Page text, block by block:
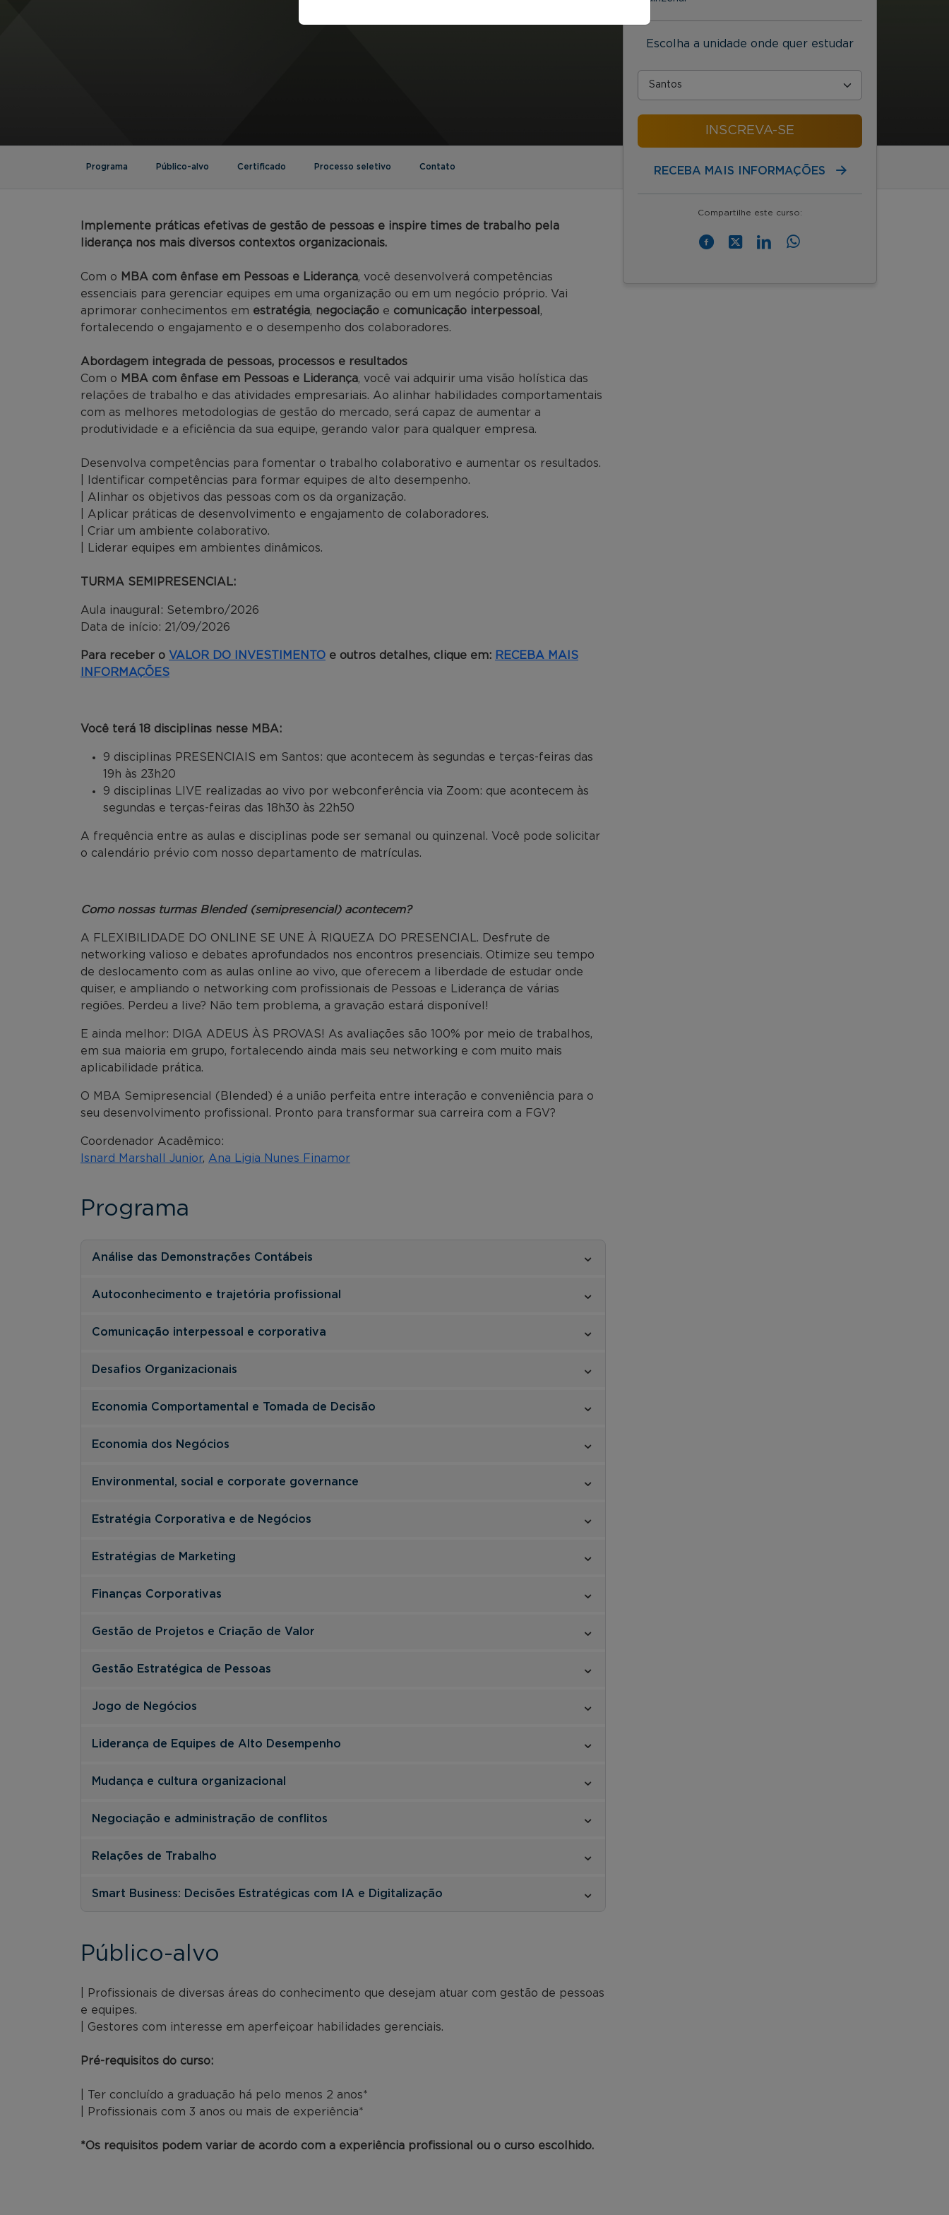
Escolha a unidade onde quer estudar
INSCREVA-SE
RECEBA MAIS INFORMAÇÕES
Compartilhe este curso:
Programa Público-alvo Certificado Processo seletivo Contato
Implemente práticas efetivas de gestão de pessoas e inspire times de trabalho pela
liderança nos mais diversos contextos organizacionais.
Com o MBA com ênfase em Pessoas e Liderança, você desenvolverá competências
essenciais para gerenciar equipes em uma organização ou em um negócio próprio. Vai
aprimorar conhecimentos em estratégia, negociação e comunicação interpessoal ,
fortalecendo o engajamento e o desempenho dos colaboradores.
Abordagem integrada de pessoas, processos e resultados
Com o MBA com ênfase em Pessoas e Liderança, você vai adquirir uma visão holística das
relações de trabalho e das atividades empresariais. Ao alinhar habilidades comportamentais
com as melhores metodologias de gestão do mercado, será capaz de aumentar a
produtividade e a eficiência da sua equipe, gerando valor para qualquer empresa.
Desenvolva competências para fomentar o trabalho colaborativo e aumentar os resultados.
| Identificar competências para formar equipes de alto desempenho.
| Alinhar os objetivos das pessoas com os da organização.
| Aplicar práticas de desenvolvimento e engajamento de colaboradores.
| Criar um ambiente colaborativo.
| Liderar equipes em ambientes dinâmicos.
TURMA SEMIPRESENCIAL:
Aula inaugural: Setembro/2026
Data de início: 21/09/2026
Para receber o VALOR DO INVESTIMENTO e outros detalhes, clique em: RECEBA MAIS
INFORMAÇÕES
Você terá 18 disciplinas nesse MBA:
9 disciplinas PRESENCIAIS em Santos: que acontecem às segundas e terças-feiras das
19h às 23h20
9 disciplinas LIVE realizadas ao vivo por webconferência via Zoom: que acontecem às
segundas e terças-feiras das 18h30 às 22h50
A frequência entre as aulas e disciplinas pode ser semanal ou quinzenal. Você pode solicitar
o calendário prévio com nosso departamento de matrículas.
Como nossas turmas Blended (semipresencial) acontecem?
A FLEXIBILIDADE DO ONLINE SE UNE À RIQUEZA DO PRESENCIAL. Desfrute de
networking valioso e debates aprofundados nos encontros presenciais. Otimize seu tempo
de deslocamento com as aulas online ao vivo, que oferecem a liberdade de estudar onde
quiser, e ampliando o networking com profissionais de Pessoas e Liderança de várias
regiões. Perdeu a live? Não tem problema, a gravação estará disponível!
E ainda melhor: DIGA ADEUS ÀS PROVAS! As avaliações são 100% por meio de trabalhos,
em sua maioria em grupo, fortalecendo ainda mais seu networking e com muito mais
aplicabilidade prática.
O MBA Semipresencial (Blended) é a união perfeita entre interação e conveniência para o
seu desenvolvimento profissional. Pronto para transformar sua carreira com a FGV?
Coordenador Acadêmico:
Isnard Marshall Junior, Ana Ligia Nunes Finamor
Programa
Análise das Demonstrações Contábeis
Autoconhecimento e trajetória profissional
Comunicação interpessoal e corporativa
Desafios Organizacionais
Economia Comportamental e Tomada de Decisão
Economia dos Negócios
Environmental, social e corporate governance
Estratégia Corporativa e de Negócios
Estratégias de Marketing
Finanças Corporativas
Gestão de Projetos e Criação de Valor
Gestão Estratégica de Pessoas
Jogo de Negócios
Liderança de Equipes de Alto Desempenho
Mudança e cultura organizacional
Negociação e administração de conflitos
Relações de Trabalho
Smart Business: Decisões Estratégicas com IA e Digitalização
Público-alvo
| Profissionais de diversas áreas do conhecimento que desejam atuar com gestão de pessoas
e equipes.
| Gestores com interesse em aperfeiçoar habilidades gerenciais.
Pré-requisitos do curso:
| Ter concluído a graduação há pelo menos 2 anos*
| Profissionais com 3 anos ou mais de experiência*
*Os requisitos podem variar de acordo com a experiência profissional ou o curso escolhido.